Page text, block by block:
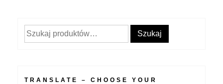
Szukaj: Szukaj
TRANSLATE – CHOOSE YOUR